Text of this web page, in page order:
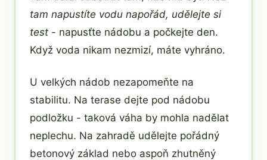
tam napustíte vodu napořád, udělejte si
test - napusťte nádobu a počkejte den.
Když voda nikam nezmizí, máte vyhráno.
U velkých nádob nezapomeňte na
stabilitu. Na terase dejte pod nádobu
podložku - taková váha by mohla nadělat
neplechu. Na zahradě udělejte pořádný
betonový základ nebo aspoň zhutněný